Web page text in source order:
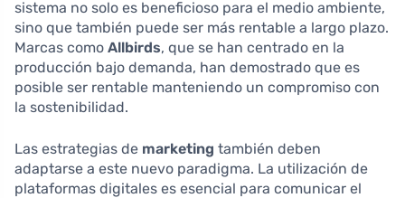
sistema no solo es beneficioso para el medio ambiente,
sino que también puede ser más rentable a largo plazo.
Marcas como Allbirds, que se han centrado en la
producción bajo demanda, han demostrado que es
posible ser rentable manteniendo un compromiso con
la sostenibilidad.
Las estrategias de marketing también deben
adaptarse a este nuevo paradigma. La utilización de
plataformas digitales es esencial para comunicar el